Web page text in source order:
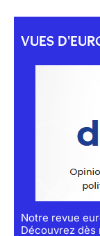
VUES
Notre revue
Découvrez dès